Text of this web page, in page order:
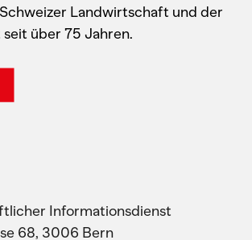
Landwirtschaft und der
über 75 Jahren.
Informationsdienst
68, 3006 Bern